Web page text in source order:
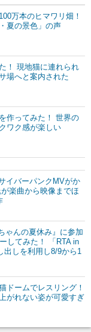
万本のヒマワリ畑！
夏の景色」の声
！ 現地猫に連れられ
場へと案内された
作ってみた！ 世界の
ワク感が楽しい
イバーパンクMVがか
楽曲から映像までほ
ゃんの夏休み』に参加
してみた！ 「RTA in
出しを利用し8/9から1
ドームでレスリング！
がれない姿が可愛すぎ